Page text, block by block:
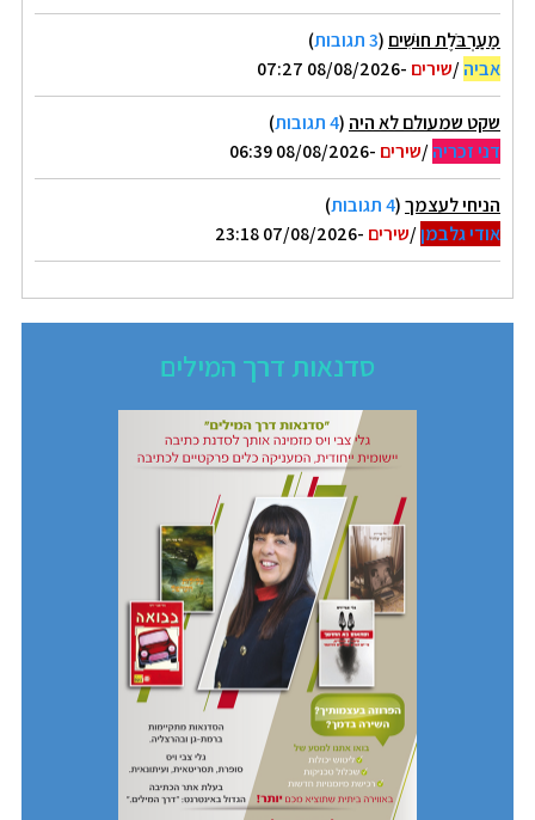
מַעַרְבֹּלֶת חוּשִׁים (3 תגובות
)
אביה/שירים -08/08/2026 07:27
שקט שמעולם לא היה (4 תגובות
)
דני זכריה/שירים -08/08/2026 06:39
הניחי לעצמך(4 תגובות
)
אודי גלבמן/שירים -07/08/2026 23:18
סדנאות דרך המילים